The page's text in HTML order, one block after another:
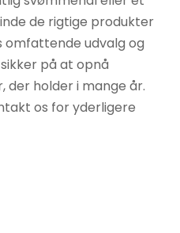
de rigtige produkter
omfattende udvalg og
på at opnå
der holder i mange år.
os for yderligere